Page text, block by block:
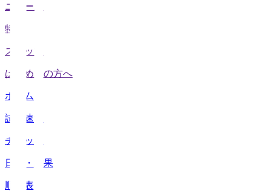
ニュース
特集
スタッツ
はじめての方へ
ホーム
試合速報
チケット
日程・結果
順位表